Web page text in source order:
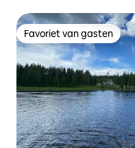
Favoriet van gasten
Favoriet van gasten